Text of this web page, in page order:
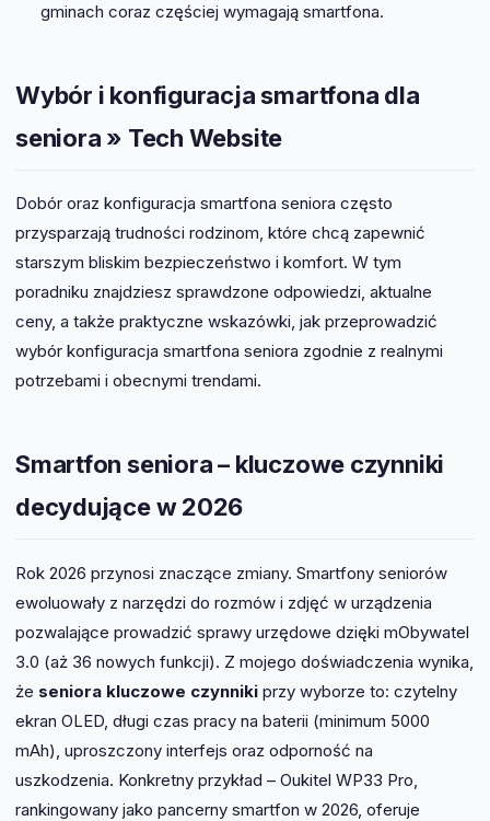
gminach coraz częściej wymagają smartfona.
Wybór i konfiguracja smartfona dla
seniora » Tech Website
Dobór oraz konfiguracja smartfona seniora często
przysparzają trudności rodzinom, które chcą zapewnić
starszym bliskim bezpieczeństwo i komfort. W tym
poradniku znajdziesz sprawdzone odpowiedzi, aktualne
ceny, a także praktyczne wskazówki, jak przeprowadzić
wybór konfiguracja smartfona seniora zgodnie z realnymi
potrzebami i obecnymi trendami.
Smartfon seniora – kluczowe czynniki
decydujące w 2026
Rok 2026 przynosi znaczące zmiany. Smartfony seniorów
ewoluowały z narzędzi do rozmów i zdjęć w urządzenia
pozwalające prowadzić sprawy urzędowe dzięki mObywatel
3.0 (aż 36 nowych funkcji). Z mojego doświadczenia wynika,
że seniora kluczowe czynniki przy wyborze to: czytelny
ekran OLED, długi czas pracy na baterii (minimum 5000
mAh), uproszczony interfejs oraz odporność na
uszkodzenia. Konkretny przykład – Oukitel WP33 Pro,
rankingowany jako pancerny smartfon w 2026, oferuje